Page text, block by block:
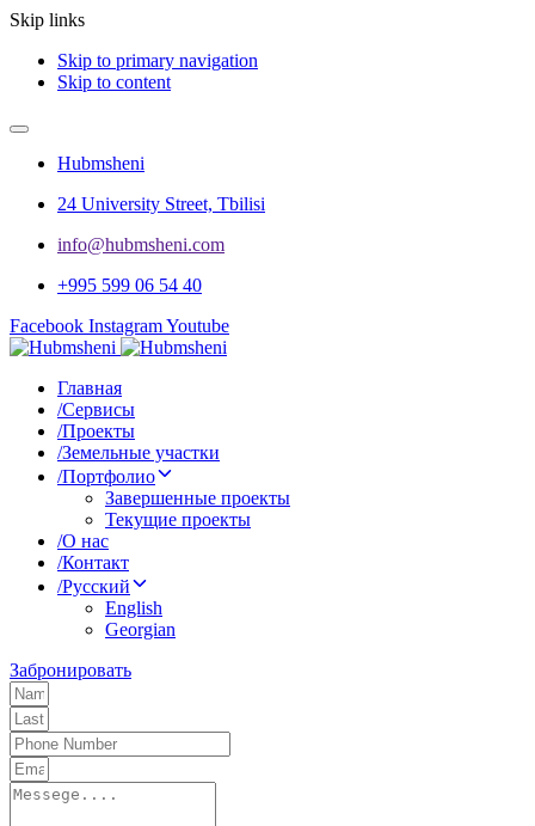
Skip links
Skip to primary navigation
Skip to content
Hubmsheni
24 University Street, Tbilisi
info@hubmsheni.com​
+995 599 06 54 40
Facebook InstagramYoutube
Главная
/Сервисы
/Проекты
/Земельные участки
/Портфолио
Завершенные проекты
Текущие проекты
/О нас
/Контакт
/Русский
English
Georgian
Забронировать